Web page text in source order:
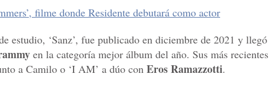
filme donde Residente debutará como actor
estudio, ‘Sanz’, fue publicado en diciembre de 2021 y llegó
en la categoría mejor álbum del año. Sus más recientes
a Camilo o ‘I AM’ a dúo con Eros Ramazzotti.